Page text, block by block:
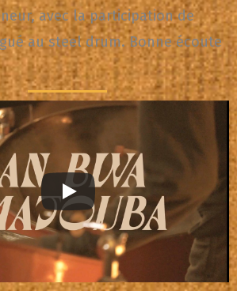
avec la participation de
au steel drum. Bonne écoute